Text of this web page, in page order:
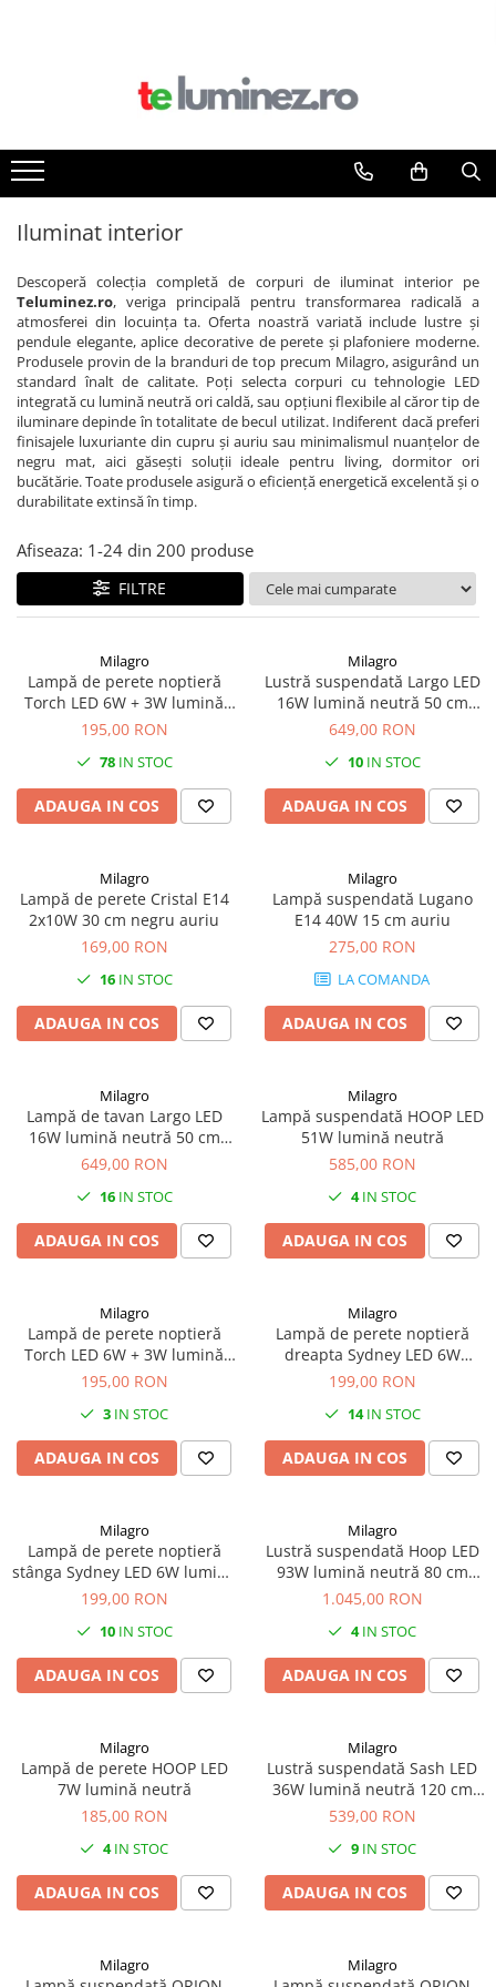
Iluminat interior
Descoperă colecția completă de corpuri de iluminat interior pe
Teluminez.ro, veriga principală pentru transformarea radicală a
atmosferei din locuința ta. Oferta noastră variată include lustre și
pendule elegante, aplice decorative de perete și plafoniere moderne.
Produsele provin de la branduri de top precum Milagro, asigurând un
standard înalt de calitate. Poți selecta corpuri cu tehnologie LED
integrată cu lumină neutră ori caldă, sau opțiuni flexibile al căror tip de
iluminare depinde în totalitate de becul utilizat. Indiferent dacă preferi
finisajele luxuriante din cupru și auriu sau minimalismul nuanțelor de
negru mat, aici găsești soluții ideale pentru living, dormitor ori
bucătărie. Toate produsele asigură o eficiență energetică excelentă și o
durabilitate extinsă în timp.
Afiseaza: 1-24 din 200 produse
FILTRE
Milagro
Lampă de perete noptieră
Torch LED 6W + 3W lumină
neutră 55 cm negru
195,00 RON
78IN STOC
ADAUGA IN COS
Milagro
Lustră suspendată Largo LED
16W lumină neutră 50 cm
auriu
649,00 RON
10IN STOC
ADAUGA IN COS
Milagro
Lampă de perete Cristal E14
2x10W 30 cm negru auriu
169,00 RON
16IN STOC
ADAUGA IN COS
Milagro
Lampă suspendată Lugano
E14 40W 15 cm auriu
275,00 RON
LA COMANDA
ADAUGA IN COS
Milagro
Lampă de tavan Largo LED
16W lumină neutră 50 cm
auriu
649,00 RON
16IN STOC
ADAUGA IN COS
Milagro
Lampă suspendată HOOP LED
51W lumină neutră
585,00 RON
4IN STOC
ADAUGA IN COS
Milagro
Lampă de perete noptieră
Torch LED 6W + 3W lumină
neutră 55 cm alb
195,00 RON
3 IN STOC
ADAUGA IN COS
Milagro
Lampă de perete noptieră
dreapta Sydney LED 6W
lumină neutră 30 cm negru
199,00 RON
14IN STOC
ADAUGA IN COS
Milagro
Lampă de perete noptieră
stânga Sydney LED 6W lumină
neutră 30 cm negru
199,00 RON
10IN STOC
ADAUGA IN COS
Milagro
Lustră suspendată Hoop LED
93W lumină neutră 80 cm
negru
1.045,00 RON
4IN STOC
ADAUGA IN COS
Milagro
Lampă de perete HOOP LED
7W lumină neutră
185,00 RON
4IN STOC
ADAUGA IN COS
Milagro
Lustră suspendată Sash LED
36W lumină neutră 120 cm
negru
539,00 RON
9 IN STOC
ADAUGA IN COS
Milagro Milagro